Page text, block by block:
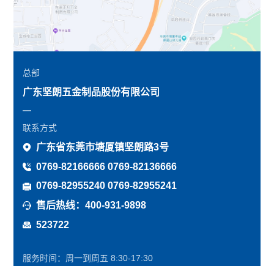
总部
广东坚朗五金制品股份有限公司
联系方式
广东省东莞市塘厦镇坚朗路3号
0769-82166666 0769-82136666
0769-82955240 0769-82955241
售后热线：400-931-9898
523722
服务时间：周一到周五 8:30-17:30